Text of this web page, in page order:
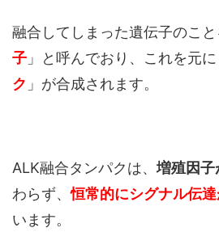
融合してしまった遺伝子のこと
子 」と呼んでおり、これを元に
ク 」が合成されます。
ALK融合タンパクは、 増殖因子
わらず、恒常的にシグナル伝
います。